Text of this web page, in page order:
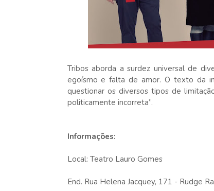
Tribos aborda a surdez universal de
egoísmo e falta de amor. O texto da
questionar os diversos tipos de
politicamente incorreta”.
Informações:
Local: Teatro Lauro Gomes
End. Rua Helena Jacquey, 171 - Rudge